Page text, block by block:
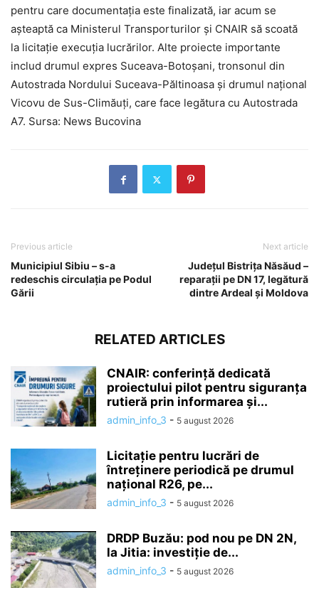
pentru care documentația este finalizată, iar acum se
așteaptă ca Ministerul Transporturilor și CNAIR să scoată
la licitație execuția lucrărilor. Alte proiecte importante
includ drumul expres Suceava-Botoșani, tronsonul din
Autostrada Nordului Suceava-Păltinoasa și drumul național
Vicovu de Sus-Climăuți, care face legătura cu Autostrada
A7. Sursa: News Bucovina
Previous article
Municipiul Sibiu – s-a
redeschis circulația pe Podul
Gării
Next article
Județul Bistrița Năsăud –
reparații pe DN 17, legătură
dintre Ardeal și Moldova
RELATED ARTICLES
CNAIR: conferință dedicată
proiectului pilot pentru siguranța
rutieră prin informarea și...
admin_info_3 - 5 august 2026
Licitație pentru lucrări de
întreținere periodică pe drumul
național R26, pe...
admin_info_3 - 5 august 2026
DRDP Buzău: pod nou pe DN 2N,
la Jitia: investiție de...
admin_info_3 - 5 august 2026